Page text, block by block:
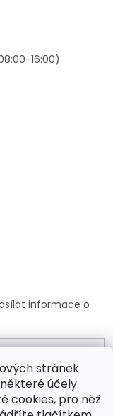
stránek
účely
cookies, pro něž
16:00)
informace o
podmínkami .